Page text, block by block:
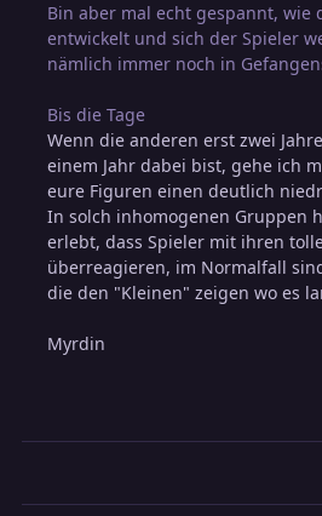
Bin aber mal echt gespannt, wie
entwickelt und sich der Spieler
nämlich immer noch in
Bis die Tage
Wenn die anderen erst zwei
einem Jahr dabei bist, gehe ich
eure Figuren einen deutlich
In solch inhomogenen Gruppen
erlebt, dass Spieler mit ihren
überreagieren, im Normalfall
die den "Kleinen" zeigen wo es
Myrdin